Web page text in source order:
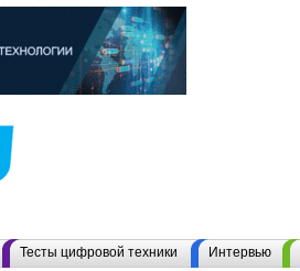
Тесты цифровой техники Интервью